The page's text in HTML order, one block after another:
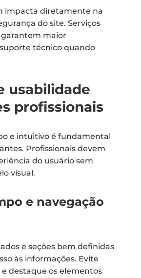
impacta diretamente na
do site. Serviços
garantem maior
técnico quando
usabilidade
profissionais
e intuitivo é fundamental
Profissionais devem
do usuário sem
visual.
e navegação
e seções bem definidas
às informações. Evite
e destaque os elementos